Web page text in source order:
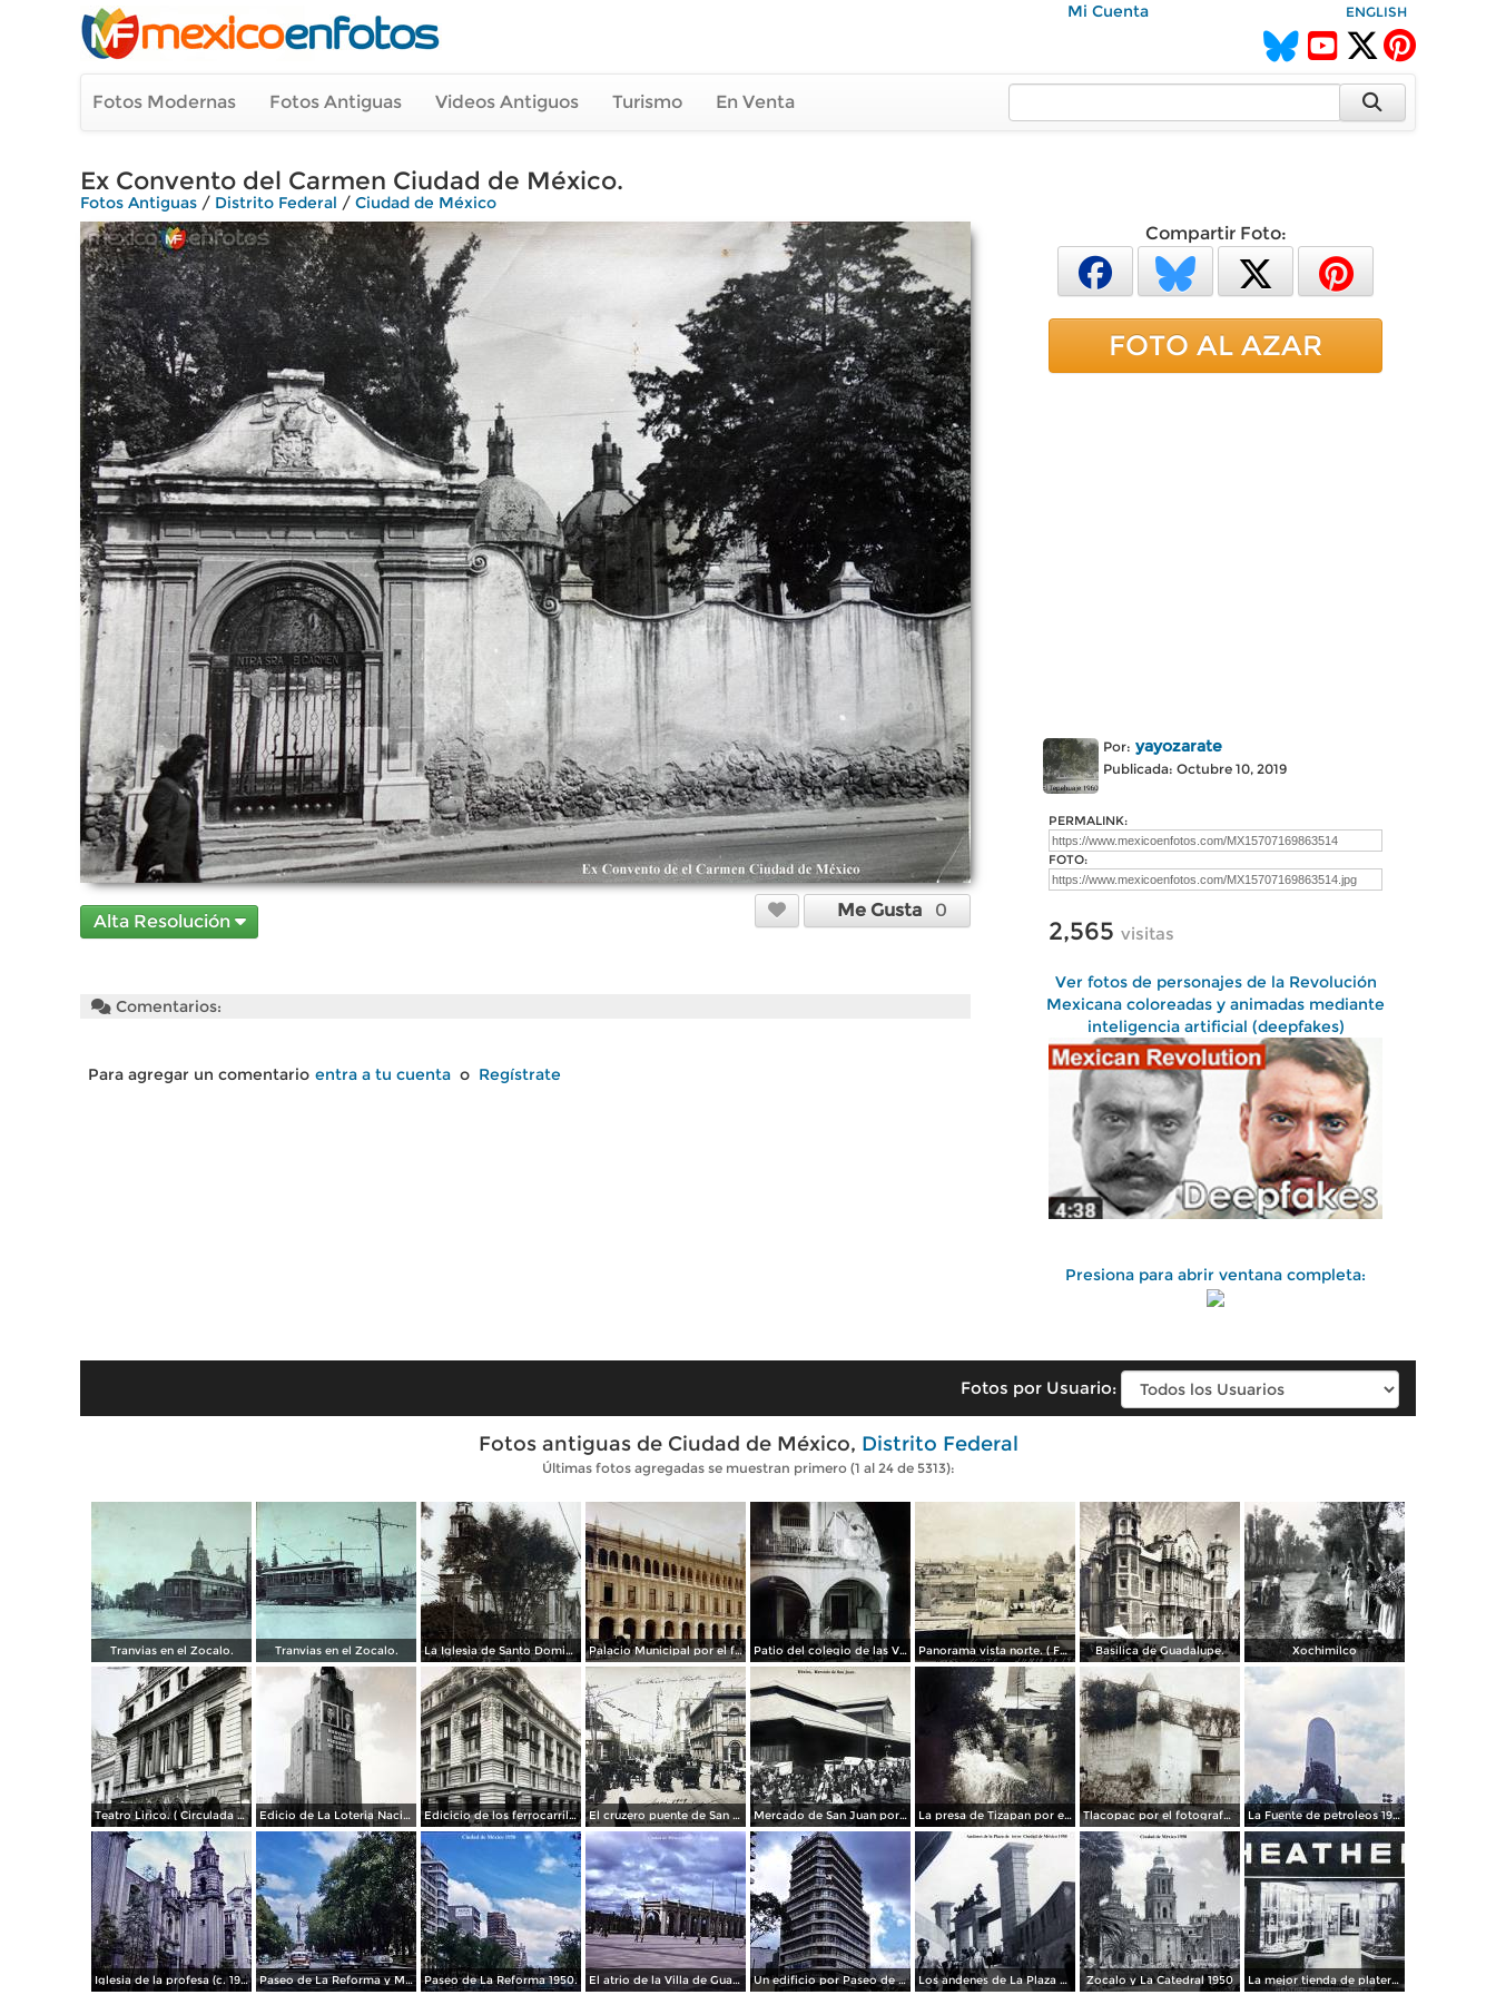
Mi Cuenta ENGLISH
Fotos Modernas Fotos Antiguas Videos Antiguos Turismo En Venta
Ex Convento del Carmen Ciudad de México.
Fotos Antiguas / Distrito Federal / Ciudad de México
Alta Resolución
Me Gusta 0
Comentarios:
Para agregar un comentario entra a tu cuenta o Regístrate
Compartir Foto:
FOTO AL AZAR
Por: yayozarate
Publicada: Octubre 10, 2019
PERMALINK:
FOTO:
2,565 visitas
Ver fotos de personajes de la Revolución
Mexicana coloreadas y animadas mediante
inteligencia artificial (deepfakes)
Presiona para abrir ventana completa:
Fotos por Usuario:
Fotos antiguas de Ciudad de México, Distrito Federal
Últimas fotos agregadas se muestran primero (1 al 24 de 5313):
Tranvias en el Zocalo. Tranvias en el Zocalo. La Iglesia de Santo Domingo. Palacio Municipal por el fotografo Hugo Brehme.. Patio del colegio de las Vizcainas por el fotografo Hugo Brehme. Panorama vista norte. ( Fechada el 20 de Junio de 1905 ). Basilica de Guadalupe. Xochimilco
Teatro Lirico. ( Circulada el 1 de Agosto de 1926 ). Edicio de La Loteria Nacional Ciudad de México Abril de 1964 Edicicio de los ferrocarriles. El cruzero puente de San Francisco y Guardiola por el fotografo Felix Miret. Mercado de San Juan por el fotografo Felix Miret La presa de Tizapan por el fotografo Fernando Kososky. ( Circulada el 22 de Diembre de 1910 ). Tlacopac por el fotografo Hugo Brehme. La Fuente de petroleos 1950.
Iglesia de la profesa (c. 1950) Paseo de La Reforma y Mto a La Independencia 1950 Paseo de La Reforma 1950. El atrio de la Villa de Guadalupe 1950. Un edificio por Paseo de La Reforma 1950 Los andenes de La Plaza de toros Ciudad de México 1950 Zocalo y La Catedral 1950 La mejor tienda de plateria.